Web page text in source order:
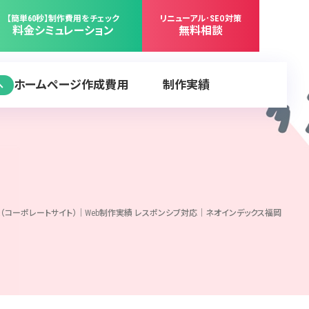
【簡単60秒】制作費用をチェック
料金シミュレーション
リニューアル･SEO対策
無料相談
ホームページ作成費用 制作実績
コーポレートサイト）｜Web制作実績 レスポンシブ対応｜ネオインデックス福岡